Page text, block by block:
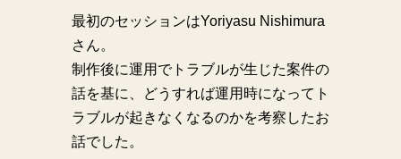
最初のセッションはYoriyasu Nishimura
さん。
制作後に運用でトラブルが生じた案件の
話を基に、どうすれば運用時になってト
ラブルが起きなくなるのかを考察したお
話でした。